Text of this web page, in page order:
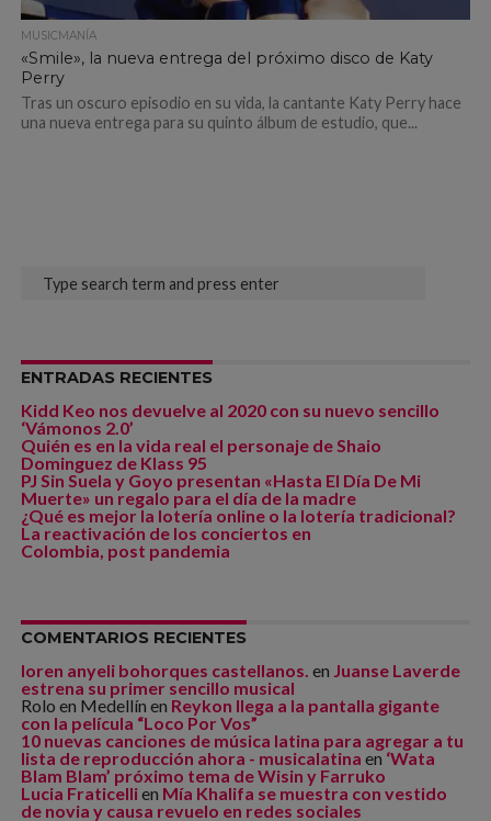
MUSICMANÍA
«Smile», la nueva entrega del próximo disco de Katy
Perry
Tras un oscuro episodio en su vida, la cantante Katy Perry hace
una nueva entrega para su quinto álbum de estudio, que...
ENTRADAS RECIENTES
Kidd Keo nos devuelve al 2020 con su nuevo sencillo
‘Vámonos 2.0’
Quién es en la vida real el personaje de Shaio
Dominguez de Klass 95
PJ Sin Suela y Goyo presentan «Hasta El Día De Mi
Muerte» un regalo para el día de la madre
¿Qué es mejor la lotería online o la lotería tradicional?
La reactivación de los conciertos en
Colombia, post pandemia
COMENTARIOS RECIENTES
loren anyeli bohorques castellanos. en Juanse Laverde
estrena su primer sencillo musical
Rolo en Medellín en Reykon llega a la pantalla gigante
con la película “Loco Por Vos”
10 nuevas canciones de música latina para agregar a tu
lista de reproducción ahora - musicalatina en ‘Wata
Blam Blam’ próximo tema de Wisin y Farruko
Lucia Fraticellien Mía Khalifa se muestra con vestido
de novia y causa revuelo en redes sociales